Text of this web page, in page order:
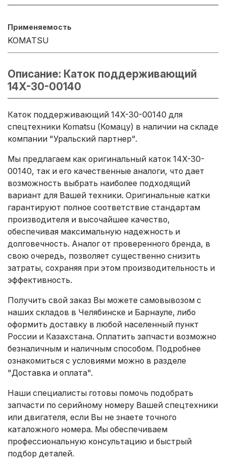
Применяемость
KOMATSU
Описание: Каток поддерживающий
14X-30-00140
Каток поддерживающий 14X-30-00140 для
спецтехники Komatsu (Комацу) в наличии на складе
компании "Уральский партнер".
Мы предлагаем как оригинальный каток 14X-30-
00140, так и его качественные аналоги, что дает
возможность выбрать наиболее подходящий
вариант для Вашей техники. Оригинальные катки
гарантируют полное соответствие стандартам
производителя и высочайшее качество,
обеспечивая максимальную надежность и
долговечность. Аналог от проверенного бренда, в
свою очередь, позволяет существенно снизить
затраты, сохраняя при этом производительность и
эффективность.
Получить свой заказ Вы можете самовывозом с
наших складов в Челябинске и Барнауле, либо
оформить доставку в любой населенный пункт
России и Казахстана. Оплатить запчасти возможно
безналичным и наличным способом. Подробнее
ознакомиться с условиями можно в разделе
"Доставка и оплата".
Наши специалисты готовы помочь подобрать
запчасти по серийному номеру Вашей спецтехники
или двигателя, если Вы не знаете точного
каталожного номера. Мы обеспечиваем
профессиональную консультацию и быстрый
подбор деталей.